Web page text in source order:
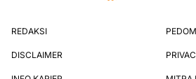
REDAKSI
DISCLAIMER